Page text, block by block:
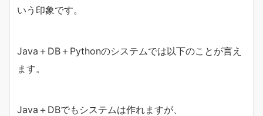
いう印象です。
Java＋DB＋Pythonのシステムでは以下のことが言え
ます。
Java＋DBでもシステムは作れますが、